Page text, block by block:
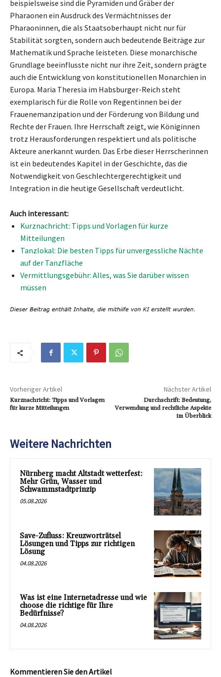
beispielsweise sind die Pyramiden und Gräber der
Pharaonen ein Ausdruck des Vermächtnisses der
Pharaoninnen, die als Staatsoberhaupt nicht nur für
Stabilität sorgten, sondern auch bedeutende Beiträge zur
Mathematik und Sprache leisteten. Diese monarchische
Grundlage beeinflusste nicht nur ihre Zeit, sondern prägte
auch die Entwicklung von konstitutionellen Monarchien in
Europa. Maria Theresia im Habsburger-Reich steht
exemplarisch für die Rolle von Regentinnen bei der
Frauenemanzipation und der Förderung von Bildung und
Rechte der Frauen. Ihre Herrschaft zeigt, wie Königinnen
trotz Herausforderungen respektiert und als politische
Akteure anerkannt wurden. Das Erbe dieser Herrscherinnen
ist ein bedeutendes Kapitel in der Geschichte, das die
Notwendigkeit von Geschlechtergerechtigkeit und
Integration in die heutige Gesellschaft verdeutlicht.
Auch interessant:
Kurznachricht: Tipps und Vorlagen für kurze
Mitteilungen
Tanzlokal: Die besten Tipps für unvergessliche Nächte
auf der Tanzfläche
Vermittlungsgebühr: Alles, was Sie darüber wissen
müssen
Vorheriger Artikel
Kurznachricht: Tipps und Vorlagen
für kurze Mitteilungen
Nächster Artikel
Durchschrift: Bedeutung,
Verwendung und rechtliche Aspekte
im Überblick
Weitere Nachrichten
Nürnberg macht Altstadt wetterfest:
Mehr Grün, Wasser und
Schwammstadtprinzip
05.08.2026
Save-Zufluss: Kreuzworträtsel
Lösungen und Tipps zur richtigen
Lösung
04.08.2026
Was ist eine Internetadresse und wie
choose die richtige für Ihre
Bedürfnisse?
04.08.2026
Kommentieren Sie den Artikel